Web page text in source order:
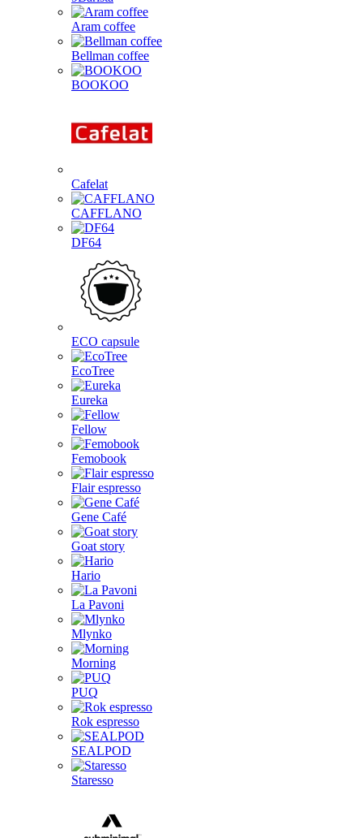
Aram coffee
Bellman coffee
BOOKOO
Cafelat
CAFFLANO
DF64
ECO capsule
EcoTree
Eureka
Fellow
Femobook
Flair espresso
Gene Café
Goat story
Hario
La Pavoni
Mlynko
Morning
PUQ
Rok espresso
SEALPOD
Staresso